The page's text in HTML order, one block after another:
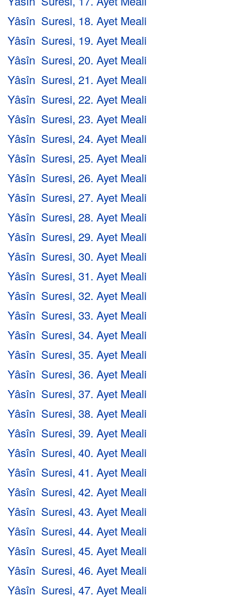
Yâsîn Suresi, 18. Ayet Meali
Yâsîn Suresi, 19. Ayet Meali
Yâsîn Suresi, 20. Ayet Meali
Yâsîn Suresi, 21. Ayet Meali
Yâsîn Suresi, 22. Ayet Meali
Yâsîn Suresi, 23. Ayet Meali
Yâsîn Suresi, 24. Ayet Meali
Yâsîn Suresi, 25. Ayet Meali
Yâsîn Suresi, 26. Ayet Meali
Yâsîn Suresi, 27. Ayet Meali
Yâsîn Suresi, 28. Ayet Meali
Yâsîn Suresi, 29. Ayet Meali
Yâsîn Suresi, 30. Ayet Meali
Yâsîn Suresi, 31. Ayet Meali
Yâsîn Suresi, 32. Ayet Meali
Yâsîn Suresi, 33. Ayet Meali
Yâsîn Suresi, 34. Ayet Meali
Yâsîn Suresi, 35. Ayet Meali
Yâsîn Suresi, 36. Ayet Meali
Yâsîn Suresi, 37. Ayet Meali
Yâsîn Suresi, 38. Ayet Meali
Yâsîn Suresi, 39. Ayet Meali
Yâsîn Suresi, 40. Ayet Meali
Yâsîn Suresi, 41. Ayet Meali
Yâsîn Suresi, 42. Ayet Meali
Yâsîn Suresi, 43. Ayet Meali
Yâsîn Suresi, 44. Ayet Meali
Yâsîn Suresi, 45. Ayet Meali
Yâsîn Suresi, 46. Ayet Meali
Yâsîn Suresi, 47. Ayet Meali